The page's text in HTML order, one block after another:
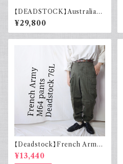
【DEADSTOCK】Australian
army オーストラリア軍 グルカ
ショーツ 40s デッドストック フ
ラッシャー付き ユーロヴィンテ
¥29,800
【Deadstock】French Army
フランス軍 M64 カーゴパンツ
実物 76L
¥13,440